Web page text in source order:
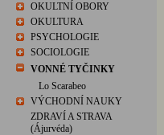
OKULTNÍ OBORY
OKULTURA
PSYCHOLOGIE
SOCIOLOGIE
VONNÉ TYČINKY
Lo Scarabeo
VÝCHODNÍ NAUKY
ZDRAVÍ A STRAVA
(Ájurvéda)